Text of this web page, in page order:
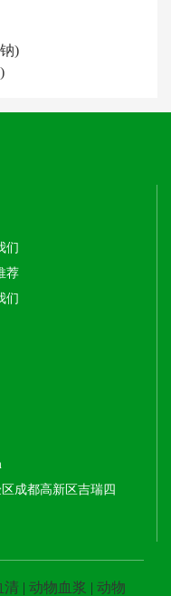
)
们
荐
们
成都高新区吉瑞四
清 | 动物血浆 | 动物